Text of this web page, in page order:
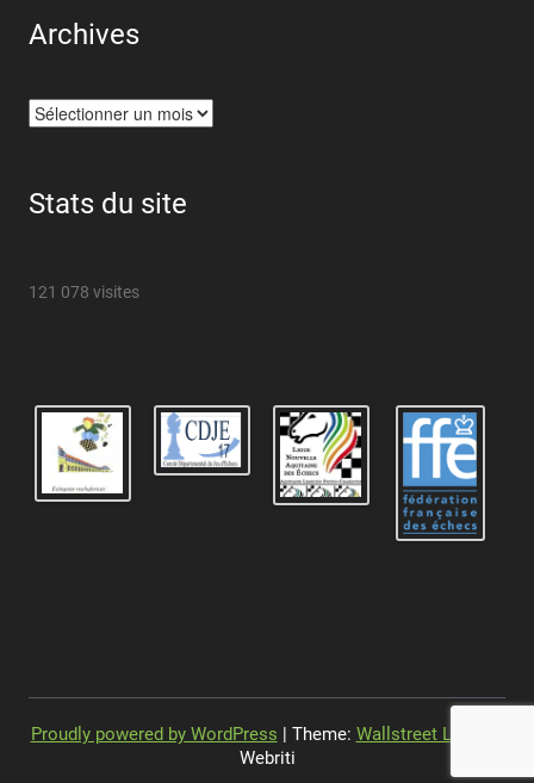
Archives
Archives
Stats du site
121 078 visites
Proudly powered by WordPress | Theme: Wallstreet Light
Webriti